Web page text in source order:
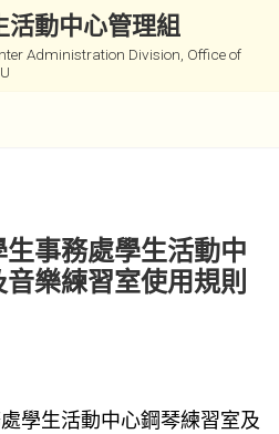
活動中心管理組
Administration Division, Office of
生事務處學生活動中
樂練習室使用規則
學生活動中心鋼琴練習室及